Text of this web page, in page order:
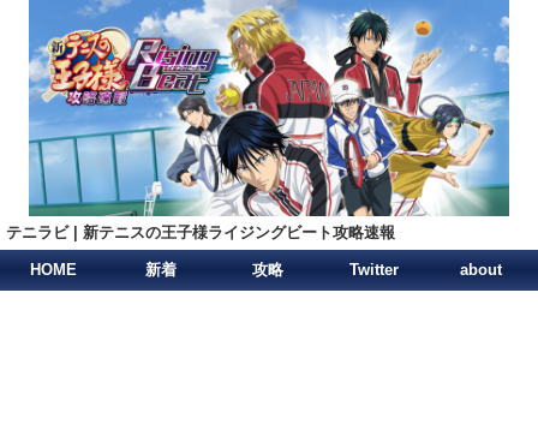
テニラビ | 新テニスの王子様ライジングビート攻略速報
HOME 新着 攻略 Twitter about